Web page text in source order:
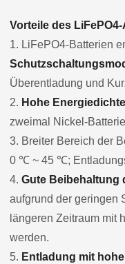
Vorteile des
1. LiFePO4-Batterien
Überentladung und
2. Hohe
zweimal Nickel-
3. Breiter Bereich der
0 ℃ ~ 45 ℃;
4. Gute Beibehaltung
aufgrund der geringen
längeren Zeitraum mit
werden.
5. Entladung mit